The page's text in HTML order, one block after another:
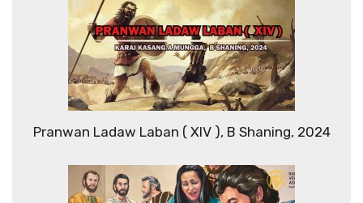
Pranwan Ladaw Laban ( XIV ), B Shaning, 2024